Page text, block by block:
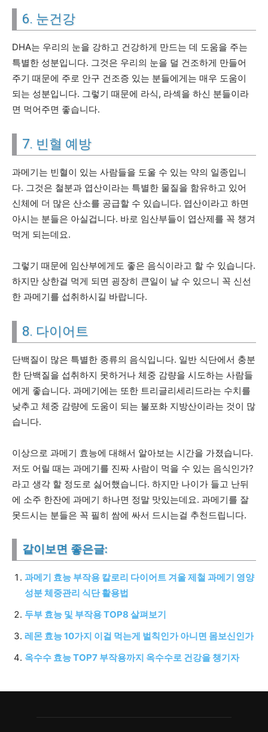
6. 눈건강
DHA는 우리의 눈을 강하고 건강하게 만드는 데 도움을 주는
특별한 성분입니다. 그것은 우리의 눈을 덜 건조하게 만들어
주기 때문에 주로 안구 건조증 있는 분들에게는 매우 도움이
되는 성분입니다. 그렇기 때문에 라식, 라섹을 하신 분들이라
면 먹어주면 좋습니다.
7. 빈혈 예방
과메기는 빈혈이 있는 사람들을 도울 수 있는 약의 일종입니
다. 그것은 철분과 엽산이라는 특별한 물질을 함유하고 있어
신체에 더 많은 산소를 공급할 수 있습니다. 엽산이라고 하면
아시는 분들은 아실겁니다. 바로 임산부들이 엽산제를 꼭 챙겨
먹게 되는데요.
그렇기 때문에 임산부에게도 좋은 음식이라고 할 수 있습니다.
하지만 상한걸 먹게 되면 굉장히 큰일이 날 수 있으니 꼭 신선
한 과메기를 섭취하시길 바랍니다.
8. 다이어트
단백질이 많은 특별한 종류의 음식입니다. 일반 식단에서 충분
한 단백질을 섭취하지 못하거나 체중 감량을 시도하는 사람들
에게 좋습니다. 과메기에는 또한 트리글리세리드라는 수치를
낮추고 체중 감량에 도움이 되는 불포화 지방산이라는 것이 많
습니다.
이상으로 과메기 효능에 대해서 알아보는 시간을 가졌습니다.
저도 어릴 때는 과메기를 진짜 사람이 먹을 수 있는 음식인가?
라고 생각 할 정도로 싫어했습니다. 하지만 나이가 들고 난뒤
에 소주 한잔에 과메기 하나면 정말 맛있는데요. 과메기를 잘
못드시는 분들은 꼭 필히 쌈에 싸서 드시는걸 추천드립니다.
같이보면 좋은글:
과메기 효능 부작용 칼로리 다이어트 겨울 제철 과메기 영양
성분 체중관리 식단 활용법
두부 효능 및 부작용 TOP8 살펴보기
레몬 효능 10가지 이걸 먹는게 벌칙인가 아니면 몸보신인가
옥수수 효능 TOP7 부작용까지 옥수수로 건강을 챙기자